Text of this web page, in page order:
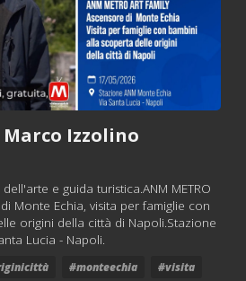
Marco Izzolino
e guida turistica.ANM METRO
di Monte Echia, visita per famiglie con
origini della città di Napoli.Stazione
Lucia - Napoli.
#monteechia #visita